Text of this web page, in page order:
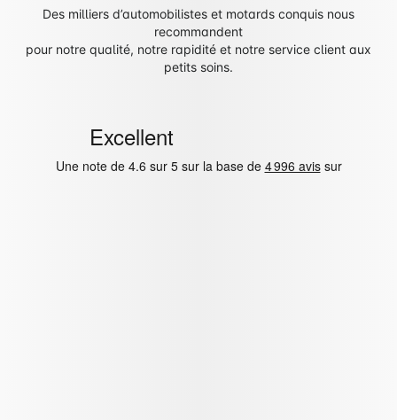
Des milliers d’automobilistes et motards conquis nous
recommandent
pour notre qualité, notre rapidité et notre service client aux
petits soins.